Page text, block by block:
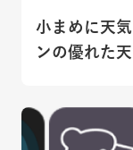
小まめに天
ンの優れた